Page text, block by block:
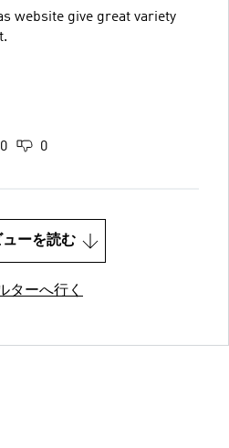
website give great variety
0 0
ーを読む
ターへ行く